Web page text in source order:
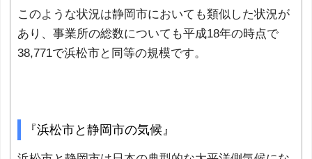
このような状況は静岡市においても類似した状況が
あり、事業所の総数についても平成18年の時点で
38,771で浜松市と同等の規模です。
『浜松市と静岡市の気候』